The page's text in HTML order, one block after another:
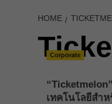
HOME
Corporate
เทคโนโลยีสำ